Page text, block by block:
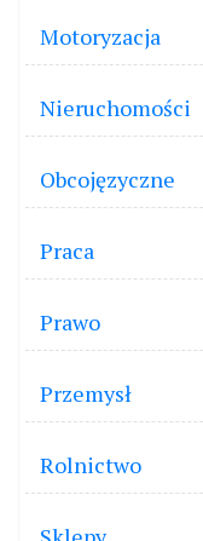
Motoryzacja
Nieruchomości
Obcojęzyczne
Praca
Prawo
Przemysł
Rolnictwo